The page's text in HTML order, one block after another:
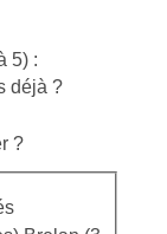
5) :
déjà ?
?